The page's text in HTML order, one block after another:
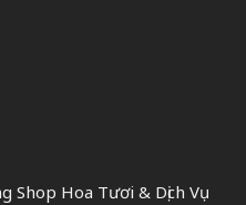
Shop Hoa Tươi & Dịch Vụ